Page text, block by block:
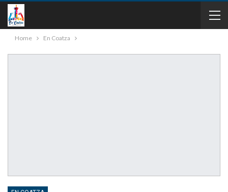
Home En Coatza